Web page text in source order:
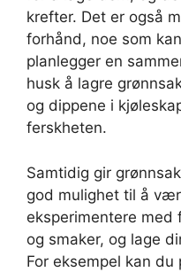
krefter. Det er også
forhånd, noe som
planlegger en
husk å lagre
og dippene i
ferskheten.
Samtidig gir
god mulighet til å
eksperimentere med
og smaker, og lage
For eksempel kan